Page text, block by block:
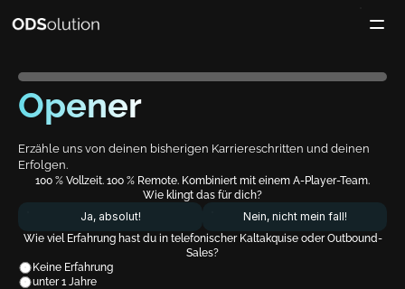
Opener
Erzähle uns von deinen bisherigen Karriereschritten und deinen
Erfolgen.
100 % Vollzeit. 100 % Remote. Kombiniert mit einem A-Player-Team.
Wie klingt das für dich?
Ja, absolut! Nein, nicht mein fall!
Wie viel Erfahrung hast du in telefonischer Kaltakquise oder Outbound-
Sales?
Keine Erfahrung
unter 1 Jahre